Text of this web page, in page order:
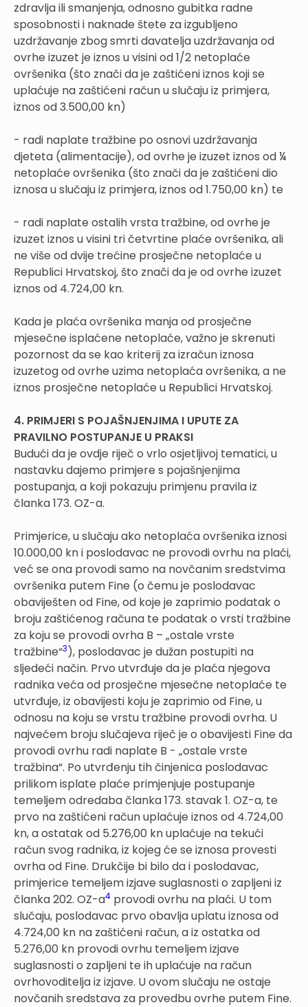
zdravlja ili smanjenja, odnosno gubitka radne
sposobnosti i naknade štete za izgubljeno
uzdržavanje zbog smrti davatelja uzdržavanja od
ovrhe izuzet je iznos u visini od 1/2 netoplaće
ovršenika (što znači da je zaštićeni iznos koji se
uplaćuje na zaštićeni račun u slučaju iz primjera,
iznos od 3.500,00 kn)
- radi naplate tražbine po osnovi uzdržavanja
djeteta (alimentacije), od ovrhe je izuzet iznos od ¼
netoplaće ovršenika (što znači da je zaštićeni dio
iznosa u slučaju iz primjera, iznos od 1.750,00 kn) te
- radi naplate ostalih vrsta tražbine, od ovrhe je
izuzet iznos u visini tri četvrtine plaće ovršenika, ali
ne više od dvije trećine prosječne netoplaće u
Republici Hrvatskoj, što znači da je od ovrhe izuzet
iznos od 4.724,00 kn.
Kada je plaća ovršenika manja od prosječne
mjesečne isplaćene netoplaće, važno je skrenuti
pozornost da se kao kriterij za izračun iznosa
izuzetog od ovrhe uzima netoplaća ovršenika, a ne
iznos prosječne netoplaće u Republici Hrvatskoj.
4. PRIMJERI S POJAŠNJENJIMA I UPUTE ZA
PRAVILNO POSTUPANJE U PRAKSI
Budući da je ovdje riječ o vrlo osjetljivoj tematici, u
nastavku dajemo primjere s pojašnjenjima
postupanja, a koji pokazuju primjenu pravila iz
članka 173. OZ-a.
Primjerice, u slučaju ako netoplaća ovršenika iznosi
10.000,00 kn i poslodavac ne provodi ovrhu na plaći,
već se ona provodi samo na novčanim sredstvima
ovršenika putem Fine (o čemu je poslodavac
obaviješten od Fine, od koje je zaprimio podatak o
broju zaštićenog računa te podatak o vrsti tražbine
za koju se provodi ovrha B – „ostale vrste
tražbine“3), poslodavac je dužan postupiti na
sljedeći način. Prvo utvrđuje da je plaća njegova
radnika veća od prosječne mjesečne netoplaće te
utvrđuje, iz obavijesti koju je zaprimio od Fine, u
odnosu na koju se vrstu tražbine provodi ovrha. U
najvećem broju slučajeva riječ je o obavijesti Fine da
provodi ovrhu radi naplate B - „ostale vrste
tražbina“. Po utvrđenju tih činjenica poslodavac
prilikom isplate plaće primjenjuje postupanje
temeljem odredaba članka 173. stavak 1. OZ-a, te
prvo na zaštićeni račun uplaćuje iznos od 4.724,00
kn, a ostatak od 5.276,00 kn uplaćuje na tekući
račun svog radnika, iz kojeg će se iznosa provesti
ovrha od Fine. Drukčije bi bilo da i poslodavac,
primjerice temeljem izjave suglasnosti o zapljeni iz
članka 202. OZ-a4 provodi ovrhu na plaći. U tom
slučaju, poslodavac prvo obavlja uplatu iznosa od
4.724,00 kn na zaštićeni račun, a iz ostatka od
5.276,00 kn provodi ovrhu temeljem izjave
suglasnosti o zapljeni te ih uplaćuje na račun
ovrhovoditelja iz izjave. U ovom slučaju ne ostaje
novčanih sredstava za provedbu ovrhe putem Fine.